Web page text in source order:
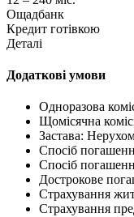
Ощадбанк
Кредит готівкою
Деталі
Додаткові умови
Одноразова
Щомісячна
Застава:
Спосіб
Спосіб
Дострокове
Страхування
Страхування